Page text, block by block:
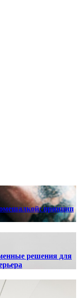
принцип
решения для